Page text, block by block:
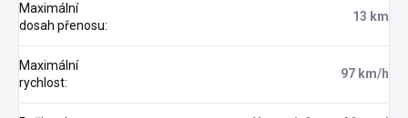
Maximální
dosah přenosu:
13 km
Maximální
rychlost:
97 km/h